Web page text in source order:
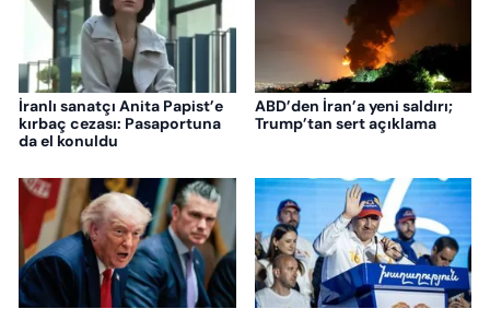
İranlı sanatçı Anita Papist’e
kırbaç cezası: Pasaportuna
da el konuldu
ABD’den İran’a yeni saldırı;
Trump’tan sert açıklama